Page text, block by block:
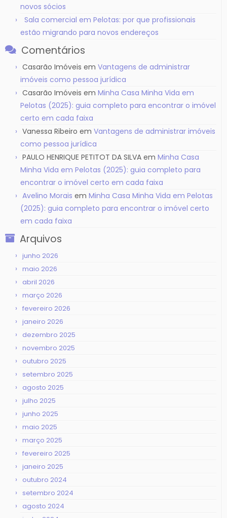
novos sócios
Sala comercial em Pelotas: por que profissionais
estão migrando para novos endereços
Comentários
Casarão Imóveis em Vantagens de administrar
imóveis como pessoa jurídica
Casarão Imóveis em Minha Casa Minha Vida em
Pelotas (2025): guia completo para encontrar o imóvel
certo em cada faixa
Vanessa Ribeiro em Vantagens de administrar imóveis
como pessoa jurídica
PAULO HENRIQUE PETITOT DA SILVA em Minha Casa
Minha Vida em Pelotas (2025): guia completo para
encontrar o imóvel certo em cada faixa
Avelino Morais em Minha Casa Minha Vida em Pelotas
(2025): guia completo para encontrar o imóvel certo
em cada faixa
Arquivos
junho 2026
maio 2026
abril 2026
março 2026
fevereiro 2026
janeiro 2026
dezembro 2025
novembro 2025
outubro 2025
setembro 2025
agosto 2025
julho 2025
junho 2025
maio 2025
março 2025
fevereiro 2025
janeiro 2025
outubro 2024
setembro 2024
agosto 2024